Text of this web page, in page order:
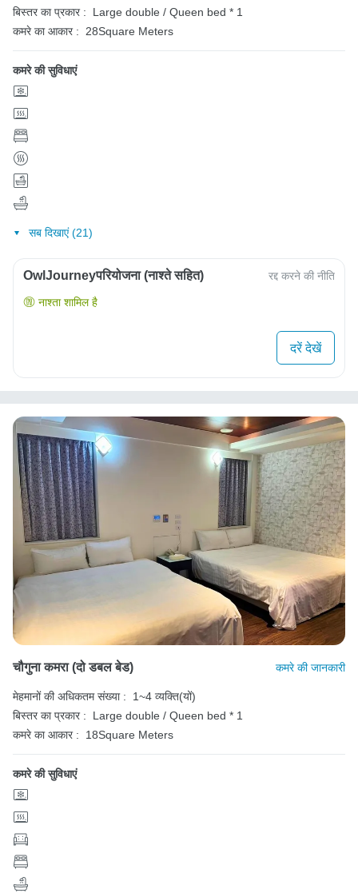
बिस्तर का प्रकार :
Large double / Queen bed * 1
कमरे का आकार :
28Square Meters
कमरे की सुविधाएं
सब दिखाएं (21)
OwlJourneyपरियोजना (नाश्ते सहित) रद्द करने की नीति
नाश्ता शामिल है
दरें देखें
चौगुना कमरा (दो डबल बेड) कमरे की जानकारी
मेहमानों की अधिकतम संख्या :
1~4 व्यक्ति(यों)
बिस्तर का प्रकार :
Large double / Queen bed * 1
कमरे का आकार :
18Square Meters
कमरे की सुविधाएं